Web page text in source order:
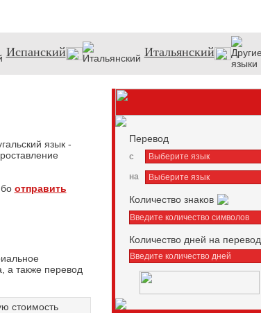
Испанский Итальянский
язык -
отправить
а также перевод
стоимость
Перевод
c
на
Количество знаков
Количество дней на перевод